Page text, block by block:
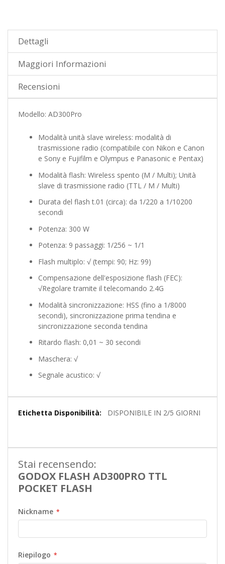
Dettagli
Maggiori Informazioni
Recensioni
Modello: AD300Pro
Modalità unità slave wireless: modalità di
trasmissione radio (compatibile con Nikon e Canon
e Sony e Fujifilm e Olympus e Panasonic e Pentax)
Modalità flash: Wireless spento (M / Multi); Unità
slave di trasmissione radio (TTL / M / Multi)
Durata del flash t.01 (circa): da 1/220 a 1/10200
secondi
Potenza: 300 W
Potenza: 9 passaggi: 1/256 ~ 1/1
Flash multiplo: √ (tempi: 90; Hz: 99)
Compensazione dell'esposizione flash (FEC):
√Regolare tramite il telecomando 2.4G
Modalità sincronizzazione: HSS (fino a 1/8000
secondi), sincronizzazione prima tendina e
sincronizzazione seconda tendina
Ritardo flash: 0,01 ~ 30 secondi
Maschera: √
Segnale acustico: √
Maggiori
DISPONIBILE IN 2/5 GIORNI
Stai recensendo:
GODOX FLASH AD300PRO TTL
POCKET FLASH
Nickname
Riepilogo